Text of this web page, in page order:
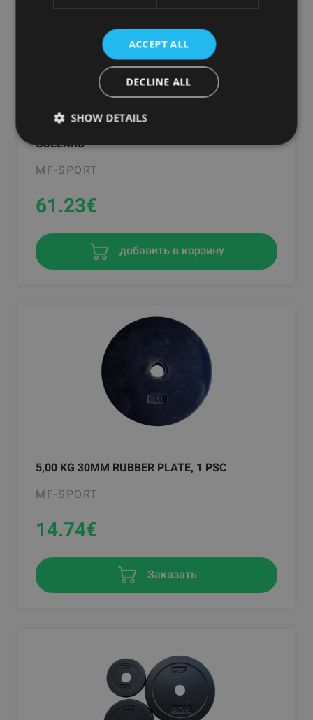
BAR Ø 30MM, CHROME, 180CM, INCL. STAR
COLLARS
MF-SPORT
61.23€
добавить в корзину
5,00 KG 30MM RUBBER PLATE, 1 PSC
MF-SPORT
14.74€
Заказать
ACCEPT ALL
DECLINE ALL
SHOW DETAILS